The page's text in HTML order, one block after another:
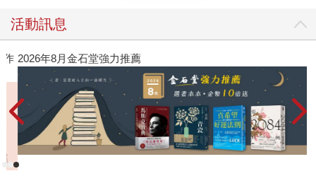
活動訊息
2026年8月金石堂強力推薦